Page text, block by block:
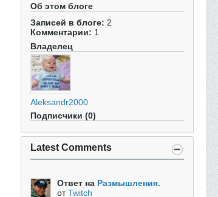
Об этом блоге
Записей в блоге: 2
Комментарии: 1
Владелец
Aleksandr2000
Подписчики (0)
Latest Comments
Ответ на Размышления.
отTwitch